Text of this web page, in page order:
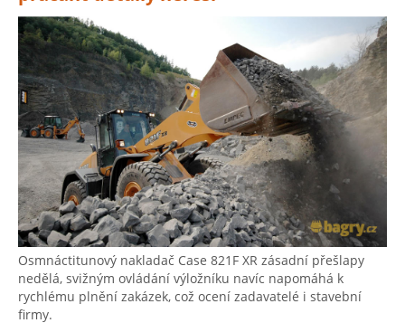
Osmnáctitunový nakladač Case 821F XR zásadní přešlapy
nedělá, svižným ovládání výložníku navíc napomáhá k
rychlému plnění zakázek, což ocení zadavatelé i stavební
firmy.